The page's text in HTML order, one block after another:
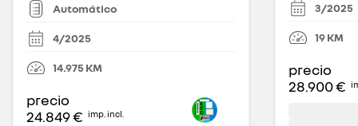
Automático
4/2025
14.975 KM
precio
24.849 € imp. incl.
3/2025
19KM
precio
28.900 €